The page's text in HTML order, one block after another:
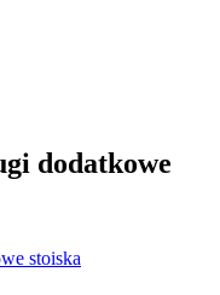
dodatkowe
stoiska